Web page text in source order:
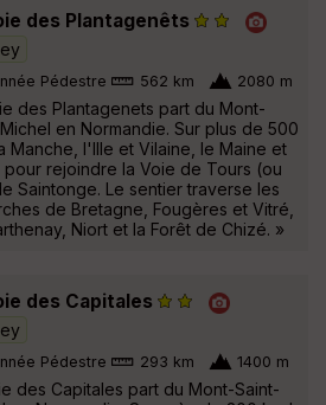
des Plantagenêts
Pédestre 562 km 2080 m
des Plantagenets part du Mont-
en Normandie. Sur plus de 500
Manche, l'Ille et Vilaine, le Maine et
rejoindre la Voie de Tours (ou
Saintonge. Le sentier traverse les
de Bretagne, Fougères et Vitré,
Niort et la Forêt de Chizé. »
des Capitales
Pédestre 293 km 1400 m
des Capitales part du Mont-Saint-